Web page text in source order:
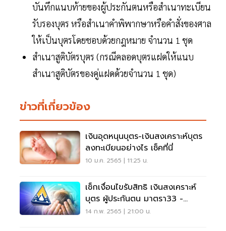
บันทึกแนบท้ายของผู้ประกันตนหรือสำเนาทะเบียน
รับรองบุตร หรือสำเนาคำพิพากษาหรือคำสั่งของศาล
ให้เป็นบุตรโดยชอบด้วยกฎหมาย จำนวน 1 ชุด
สำเนาสูติบัตรบุตร (กรณีคลอดบุตรแฝดให้แนบ
สำเนาสูติบัตรของคู่แฝดด้วยจำนวน 1 ชุด)
ข่าวที่เกี่ยวข้อง
เงินอุดหนุนบุตร-เงินสงเคราะห์บุตร
ลงทะเบียนอย่างไร เช็คที่นี่
10 ม.ค. 2565 | 11:25 น.
เช็กเงื่อนไขรับสิทธิ เงินสงเคราะห์
บุตร ผู้ประกันตน มาตรา33 -
มาตรา39 ที่นี่
14 ก.พ. 2565 | 21:00 น.